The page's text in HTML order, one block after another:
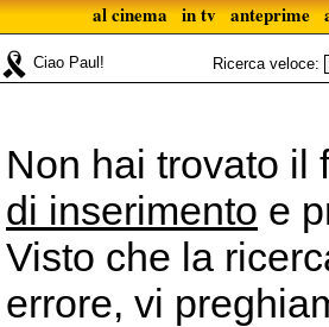
al cinema in tv anteprime
Ciao Paul! Ricerca veloce:
Non hai trovato
di inserimento e
Visto che la
errore, vi